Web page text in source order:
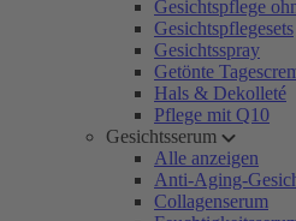
Gesichtspflege
Gesichtspflegesets
Gesichtsspray
Getönte
Hals & Dekolleté
Pflege mit Q10
Gesichtsserum
Alle anzeigen
Anti-Aging-
Collagenserum